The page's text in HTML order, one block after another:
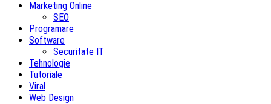
Marketing Online
SEO
Programare
Software
Securitate IT
Tehnologie
Tutoriale
Viral
Web Design